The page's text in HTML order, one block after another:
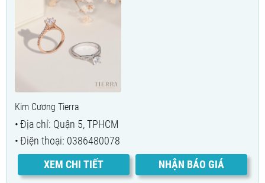
Kim Cương Tierra
Địa chỉ: Quận 5, TPHCM
Điện thoại: 0386480078
XEM CHI TIẾT
NHẬN BÁO GIÁ